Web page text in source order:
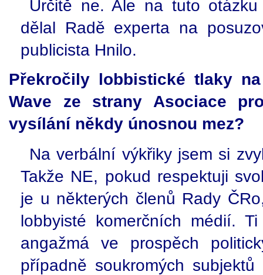
Určitě ne. Ale na tuto
dělal Radě experta na
publicista Hnilo.
Překročily lobbistické tlaky
Wave ze strany Asociace
vysílání někdy únosnou mez?
Na verbální výkřiky jsem si
Takže NE, pokud respektuji
je u některých členů Rady
lobbyisté komerčních médií.
angažmá ve prospěch
případně soukromých